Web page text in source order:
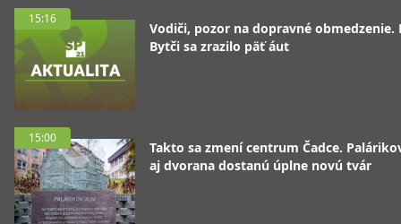
15:16
Vodiči, pozor na dopravné obmedzenie.
Bytči sa zrazilo päť áut
15:00
Takto sa zmení centrum Čadce.
aj dvorana dostanú úplne novú tvár